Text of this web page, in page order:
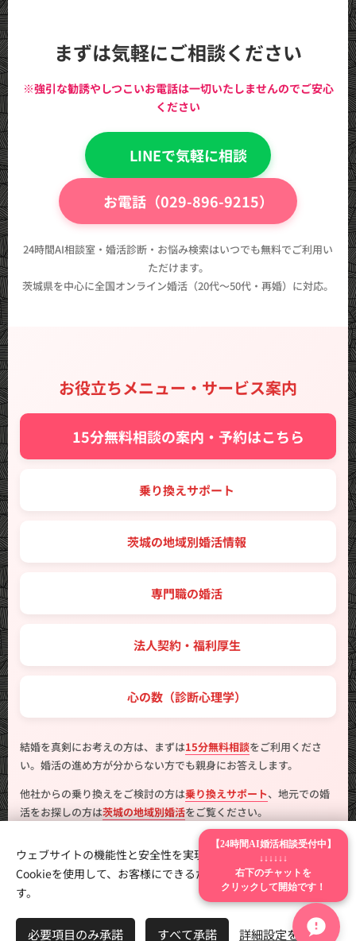
まずは気軽にご相談ください
※強引な勧誘やしつこいお電話は一切いたしませんのでご安心
ください
💬 LINEで気軽に相談
📞 お電話（029-896-9215）
24時間AI相談室・婚活診断・お悩み検索はいつでも無料でご利用い
ただけます。
茨城県を中心に全国オンライン婚活（20代〜50代・再婚）に対応。
お役立ちメニュー・サービス案内
✨ 15分無料相談の案内・予約はこちら
🔑 乗り換えサポート
🗾 茨城の地域別婚活情報
💼 専門職の婚活
🤝 法人契約・福利厚生
💖 心の数（診断心理学）
結婚を真剣にお考えの方は、まずは15分無料相談をご利用くださ
い。婚活の進め方が分からない方でも親身にお答えします。
他社からの乗り換えをご検討の方は乗り換えサポート、地元での婚
活をお探しの方は茨城の地域別婚活をご覧ください。
はんこ広場つくば二の宮店
言語
ウェブサイトの機能性と安全性を実現するため、Webnodeは
Cookieを使用して、お客様にできるだけ最高の体験を提供しま
す。
必要項目のみ承諾 すべて承諾 詳細設定を開く
【24時間AI婚活相談受付中】
↓↓↓↓↓↓
右下のチャットを
クリックして開始です！